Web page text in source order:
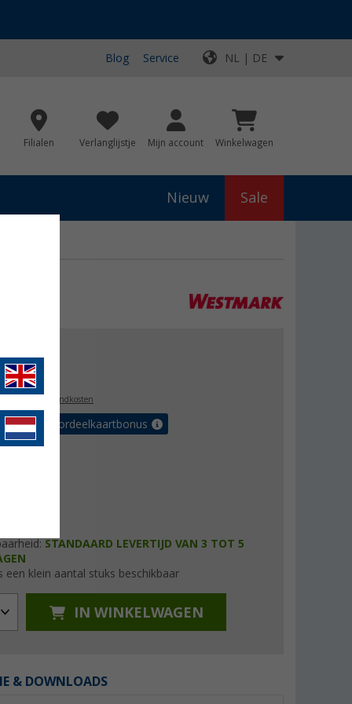
Blog Service NL | DE
Filialen Verlanglijstje Mijn account Winkelwagen
Nieuw Sale
plus verzendkosten
tot 5% voordeelkaartbonus
STANDAARD LEVERTIJD VAN 3 TOT 5
een klein aantal stuks beschikbaar
IN WINKELWAGEN
& DOWNLOADS